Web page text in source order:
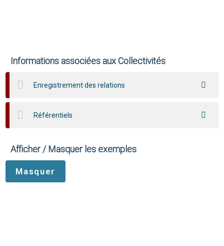
Informations associées aux Collectivités
Enregistrement des relations
Référentiels
Afficher / Masquer les exemples